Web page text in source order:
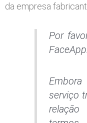
da empresa
Por
FaceApp.
serviço